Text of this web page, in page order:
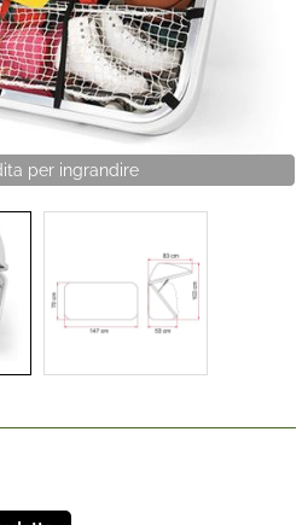
e Occasioni
Officina
consegna
Con Noi
per ingrandire